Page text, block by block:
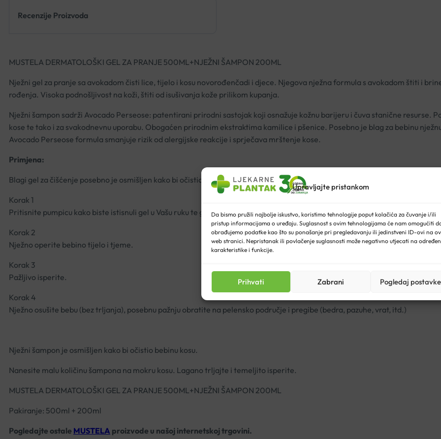
Upravljajte pristankom
Da bismo pružili najbolje iskustvo, koristimo tehnologije poput kolačića za čuvanje i/ili
pristup informacijama o uređaju. Suglasnost s ovim tehnologijama će nam omogućiti
obrađujemo podatke kao što su ponašanje pri pregledavanju ili jedinstveni ID-ovi na
web stranici. Nepristanak ili povlačenje suglasnosti može negativno utjecati na
karakteristike i funkcije.
Prihvati Zabrani Pogledaj postavke
Recenzije Proizvoda
MUSTELA DERMATOLOŠKI GEL ZA PRANJE 500ML+NJEŽNI ŠAMPON 200ML
Nježni gel za pranje sa avokadom čisti lice, tijelo i kosu novorođenčadi i djece. Njegova nježna formula s avokadom štiti i
rođenja. Visoka podnošljivost na koži, štiti od isušivanja kože prilikom kupanja.
Nježni šampon sadrži Avocado Perseose: patentirani prirodni sastojak koji osnažuje kožnu barijeru i čuva stanične resurse.
kose te tako i za svakodnevnu uporabu. Obogaćen prirodnim ekstraktima kamilice i pšenice. Posebno je blag za bebinu
Avocado Perseose formula smanjuje rizik od alergijske reakcije i sprječava mrštenje kose.
Primjena:
Blagi gel za čišćenje posebno je osmišljen kako bi očistio bebinu kožu. Dolazi u bočici s pumpicom – savršeno praktičnom za
Korak 1
Pritisnite pumpicu kako biste istisnuli gel u Vašu ruku te ga zapjenite.
Korak 2
Nježno operite bebino tijelo i tjeme.
Korak 3
Pažljivo isperite.
Korak 4
Nježno osušite bebu (bez trljanja), posebnu pažnju obratite na pelensko područje i pregibe (bedra, pazuhe, vrat, itd.)
Nježni šampon je osmišljen kako bi očistio bebinu kosu.
Nanesite malu količinu šampona na mokru kosu. Lagano trljajte i temeljito isperite.
MUSTELA DERMATOLOŠKI GEL ZA PRANJE 500ML+NJEŽNI ŠAMPON 200ML
Pakiranje: 500ml + 200ml
Pogledajte ostale MUSTELA proizvode u našoj internetskoj trgovini.